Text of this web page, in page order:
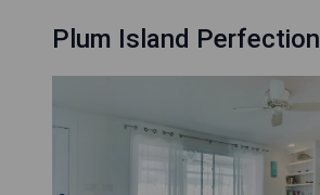
Plum Island Perfection